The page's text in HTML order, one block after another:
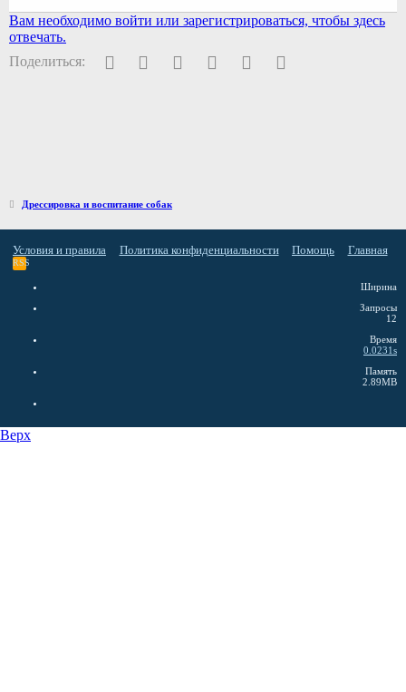
Вам необходимо войти или зарегистрироваться, чтобы здесь
отвечать.
Поделиться:
FacebookTwitter PinterestWhatsAppЭлектронная почта
Дрессировка и воспитание собак
Условия и правила Политика конфиденциальности Помощь Главная
RSS
Ширина
Запросы
12
Время
0.0231s
Память
2.89MB
Верх